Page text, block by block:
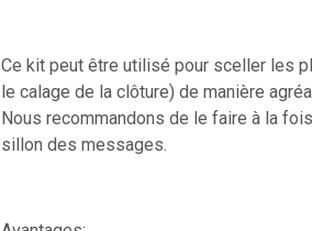
Ce kit peut être utilisé pour sceller les
le calage de la clôture) de manière
Nous recommandons de le faire à la
sillon des messages.